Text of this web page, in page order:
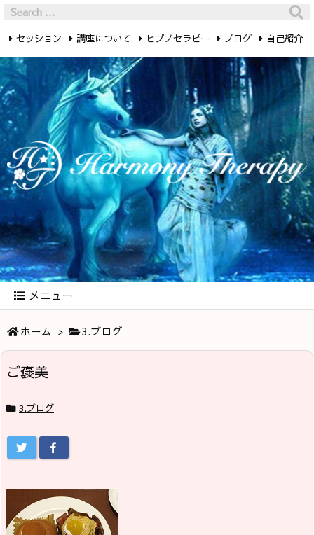
メニュー
セッション 講座について ヒプノセラピー ブログ 自己紹介
最新記事 お問い合わせ
ホーム > 3.ブログ
ご褒美
3.ブログ